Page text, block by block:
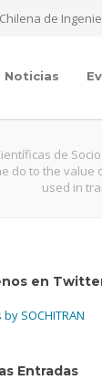
Chilena de
Noticias
de
do to the value
used in
en
SOCHITRAN
Entradas